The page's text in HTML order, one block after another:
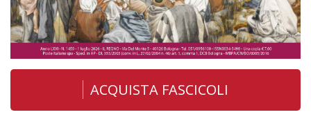
ACQUISTA FASCICOLI